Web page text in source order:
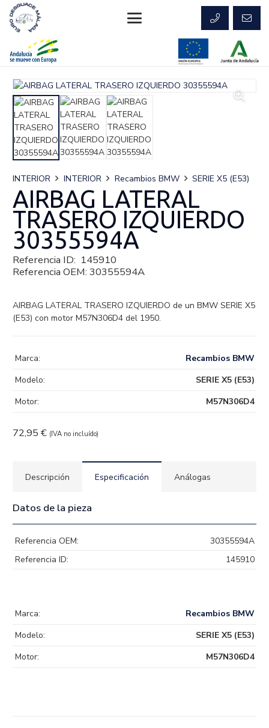
INTERIOR INTERIOR Recambios BMW SERIE X5 (E53)
AIRBAG LATERAL
TRASERO IZQUIERDO
30355594A
Referencia ID: 145910
Referencia OEM: 30355594A
AIRBAG LATERAL TRASERO IZQUIERDO de un BMW SERIE X5
(E53) con motor M57N306D4 del 1950.
72,95 € (IVA no incluído)
Marca:
Recambios BMW
Modelo:
SERIE X5 (E53)
Motor:
M57N306D4
Descripción Especificación Análogas
Datos de la pieza
Referencia OEM:
30355594A
Referencia ID:
145910
Marca:
Recambios BMW
Modelo:
SERIE X5 (E53)
Motor:
M57N306D4